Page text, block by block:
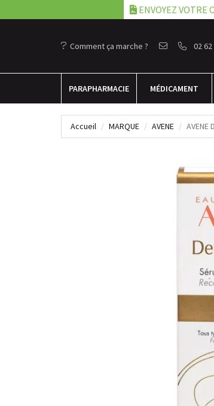
ENVOYEZ VOTRE
Comment ça marche ? 02 62
PARAPHARMACIE MÉDICAMENT
Accueil MARQUE AVENE AVENE